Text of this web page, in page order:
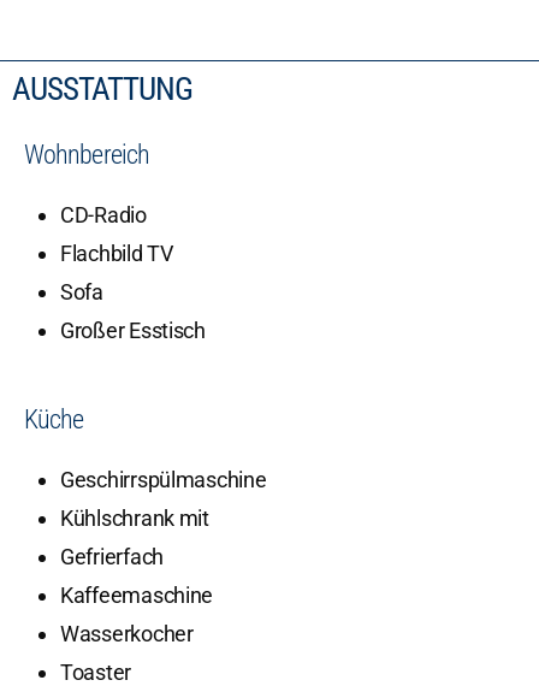
AUSSTATTUNG
Wohnbereich
CD-Radio
Flachbild TV
Sofa
Großer Esstisch
Küche
Geschirrspülmaschine
Kühlschrank mit
Gefrierfach
Kaffeemaschine
Wasserkocher
Toaster